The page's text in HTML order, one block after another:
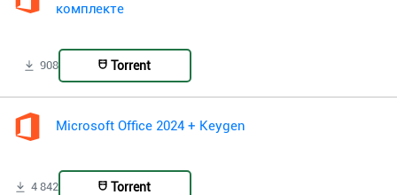
комплекте
908 Torrent
Microsoft Office 2024 + Keygen
4 842 Torrent